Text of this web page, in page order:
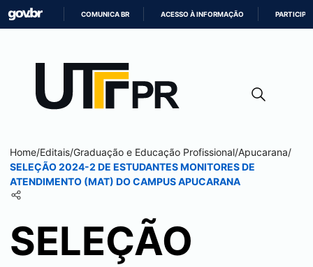
CONTEÚDO
COMUNICA BR ACESSO À INFORMAÇÃO PARTICIPE
Home/Editais/Graduação e Educação Profissional/Apucarana/
SELEÇÃO 2024-2 DE ESTUDANTES MONITORES DE
ATENDIMENTO (MAT) DO CAMPUSAPUCARANA
SELEÇÃO